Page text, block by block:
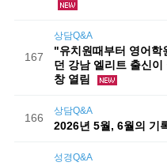
167
상담Q&A
"유치원때부터 영어
던 강남 엘리트 출신이
창 열림
166
상담Q&A
2026년 5월, 6월의 기
성경Q&A